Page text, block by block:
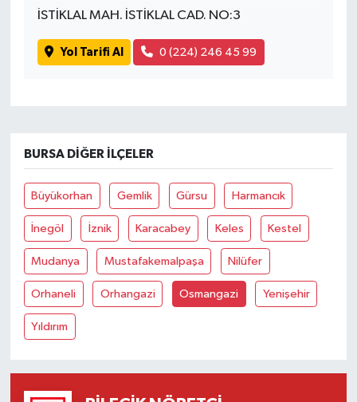
İSTİKLAL MAH. İSTİKLAL CAD. NO:3
Yol Tarifi Al 0 (224) 246 45 99
BURSA DIĞER İLÇELER
Büyükorhan Gemlik Gürsu Harmancık
İnegöl İznik Karacabey Keles Kestel
Mudanya Mustafakemalpaşa Nilüfer
Orhaneli Orhangazi Osmangazi Yenişehir
Yıldırım